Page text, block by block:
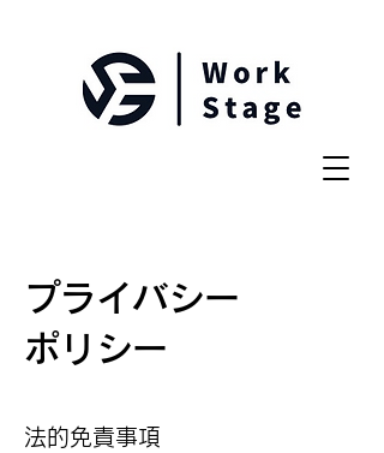
プライバシー
ポリシー
法的免責事項